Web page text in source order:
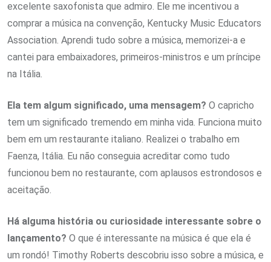
excelente saxofonista que admiro. Ele me incentivou a
comprar a música na convenção, Kentucky Music Educators
Association. Aprendi tudo sobre a música, memorizei-a e
cantei para embaixadores, primeiros-ministros e um príncipe
na Itália.
Ela tem algum significado, uma mensagem? O capricho
tem um significado tremendo em minha vida. Funciona muito
bem em um restaurante italiano. Realizei o trabalho em
Faenza, Itália. Eu não conseguia acreditar como tudo
funcionou bem no restaurante, com aplausos estrondosos e
aceitação.
Há alguma história ou curiosidade interessante sobre o
lançamento? O que é interessante na música é que ela é
um rondó! Timothy Roberts descobriu isso sobre a música, e